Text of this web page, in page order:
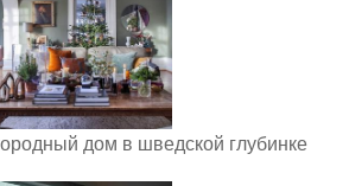
дом в шведской глубинке